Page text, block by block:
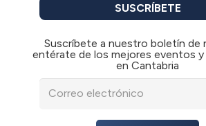
SUSCRÍBETE
Suscríbete a nuestro boletín de
entérate de los mejores eventos y
en Cantabria